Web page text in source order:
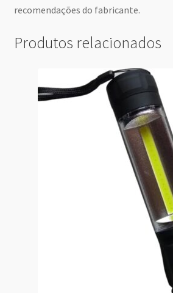
recomendações do fabricante.
Produtos relacionados